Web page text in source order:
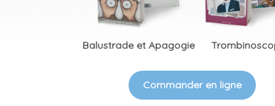
Balustrade et Apagogie
Commander en ligne